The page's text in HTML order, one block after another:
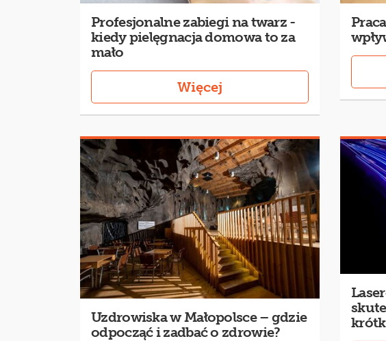
Profesjonalne zabiegi na twarz -
kiedy pielęgnacja domowa to za
mało
Więcej
Uzdrowiska w Małopolsce – gdzie
odpocząć i zadbać o zdrowie?